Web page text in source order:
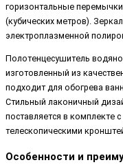
горизонтальные перемычки
(кубических метров).
электроплазменной
Полотенцесушитель
изготовленный из
подходит для обогрева
Стильный лаконичный
поставляется в комплекте
телескопическими
Особенности и